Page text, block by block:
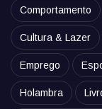
Comportamento
Cultura & Lazer
Emprego
Holambra